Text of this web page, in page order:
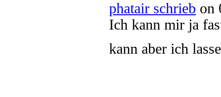
phatair schrieb on
Ich kann mir ja
kann aber ich